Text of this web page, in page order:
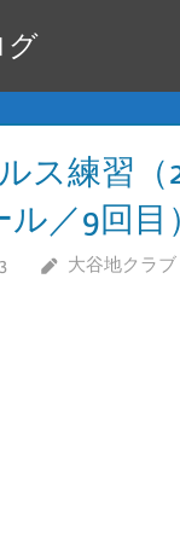
グ
ス練習（
／9回目）
大谷地クラブ